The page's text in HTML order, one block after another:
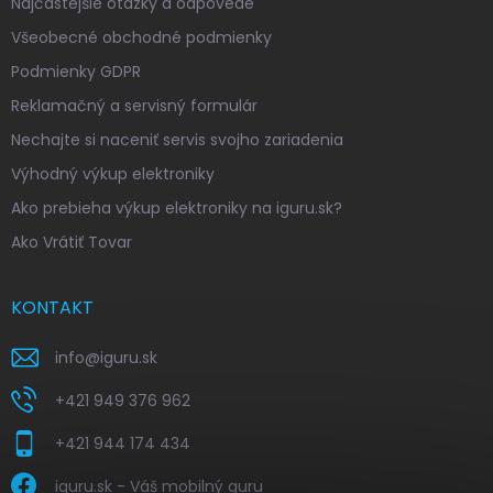
Všeobecné obchodné podmienky
Podmienky GDPR
Reklamačný a servisný formulár
Nechajte si naceniť servis svojho zariadenia
Výhodný výkup elektroniky
Ako prebieha výkup elektroniky na iguru.sk?
Ako Vrátiť Tovar
KONTAKT
info@iguru.sk
+421 949 376 962
+421 944 174 434
iguru.sk - Váš mobilný guru